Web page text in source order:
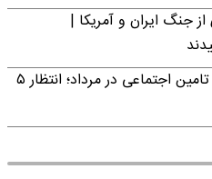
جنگ ایران و آمریکا |
خبر فوری از معوقات بازنشستگان تامین اجتماعی در مرداد؛ انتظار ۵